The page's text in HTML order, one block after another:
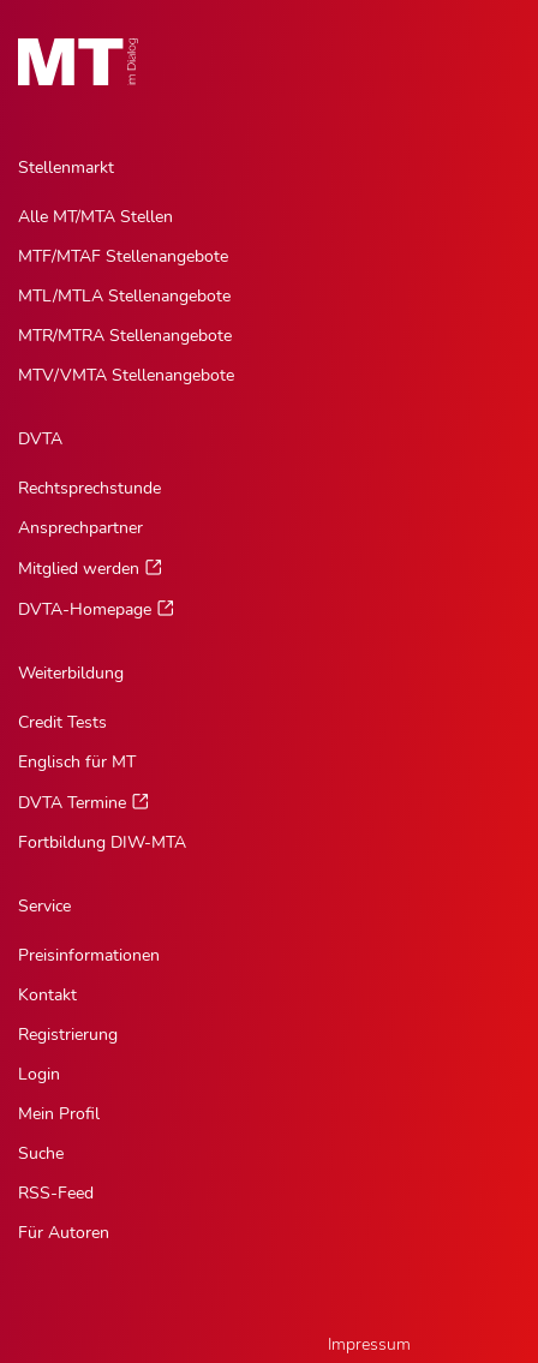
Stellenmarkt
Alle MT/MTA Stellen
MTF/MTAF Stellenangebote
MTL/MTLA Stellenangebote
MTR/MTRA Stellenangebote
MTV/VMTA Stellenangebote
DVTA
Rechtsprechstunde
Ansprechpartner
Mitglied werden
DVTA-Homepage
Weiterbildung
Credit Tests
Englisch für MT
DVTA Termine
Fortbildung DIW-MTA
Service
Preisinformationen
Kontakt
Registrierung
Login
Mein Profil
Suche
RSS-Feed
Für Autoren
Impressum